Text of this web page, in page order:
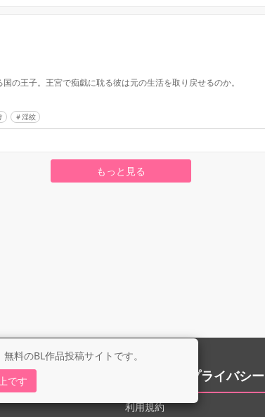
料のBL作品投稿サイトです。
です
の王子。王宮で痴戯に耽る彼は元の生活を取り戻せるのか。
淫紋
もっと見る
利用規約とプライバシー
利用規約